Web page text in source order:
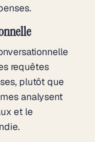
requêtes
plutôt que
analysent
et le